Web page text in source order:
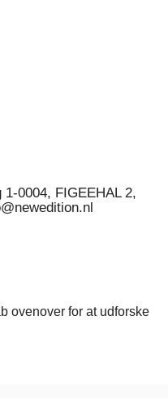
0004, FIGEEHAL 2,
ovenover for at udforske